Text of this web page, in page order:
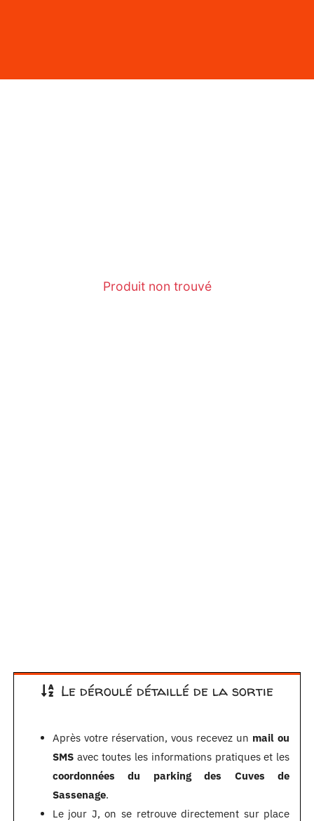
Le déroulé détaillé de la sortie
Après votre réservation, vous recevez un mail ou
SMSavec toutes les informations pratiques et les
coordonnées du parking des Cuves de
Sassenage.
Le jour J, on se retrouve directement sur place